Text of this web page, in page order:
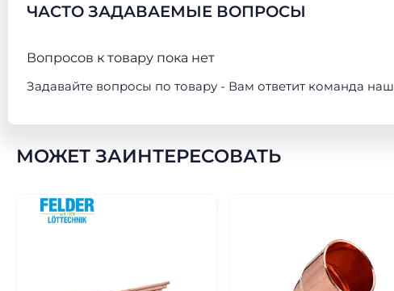
ЧАСТО ЗАДАВАЕМЫЕ ВОПРОСЫ
Вопросов к товару пока нет
Задавайте вопросы по товару - Вам ответит команда
МОЖЕТ ЗАИНТЕРЕСОВАТЬ